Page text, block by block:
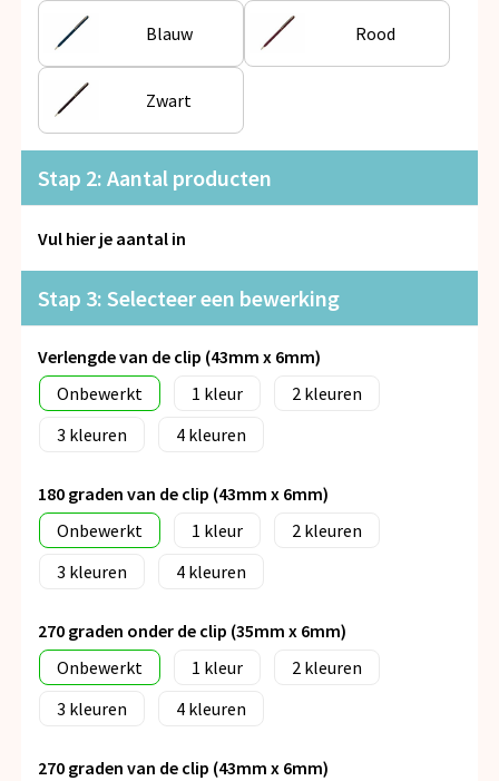
Snoepgoed
Spellen voor binnen en buiten
Veiligheid, Auto en Fiets
Vrije tijd en Strand
Anti-stress
Blauw Rood
Zwart
Stap 2: Aantal producten
Vul hier je aantal in
Stap 3: Selecteer een bewerking
Verlengde van de clip (43mm x 6mm)
Onbewerkt
1
2
3
4
180 graden van de clip (43mm x 6mm)
Onbewerkt
1
2
3
4
270 graden onder de clip (35mm x 6mm)
Onbewerkt
1
2
3
4
270 graden van de clip (43mm x 6mm)